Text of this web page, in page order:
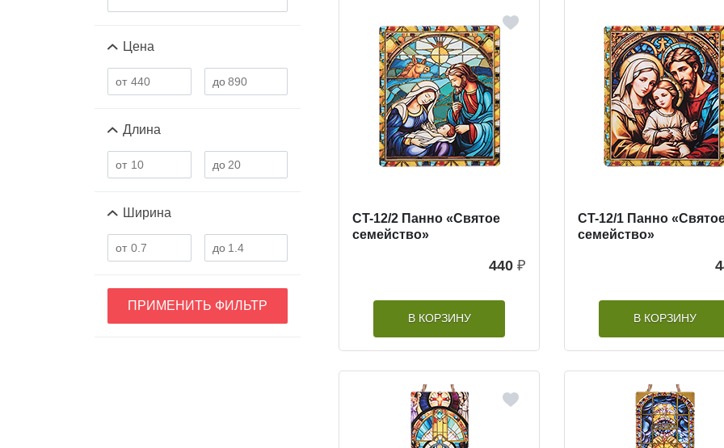
Цена
Длина
Ширина
ПРИМЕНИТЬ ФИЛЬТР
CT-12/2 Панно «Святое
семейство»
440 ₽
В КОРЗИНУ
CT-12/1 Панно
семейство»
В КОРЗИНУ